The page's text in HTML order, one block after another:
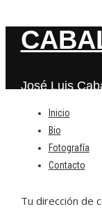
José Luis
Inicio
Bio
Fotografía
Contacto
Deja
Tu dirección de